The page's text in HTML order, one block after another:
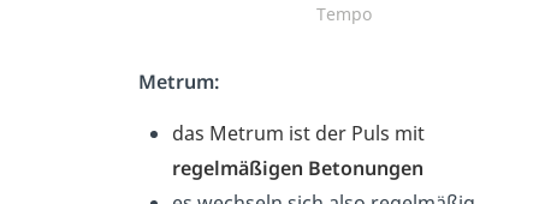
Tempo
Metrum:
das Metrum ist der Puls mit
regelmäßigen Betonungen